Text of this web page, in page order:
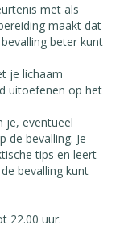
met als
maakt dat
beter kunt
je lichaam
uitoefenen op het
je, eventueel
de bevalling. Je
tips en leert
bevalling kunt
22.00 uur.